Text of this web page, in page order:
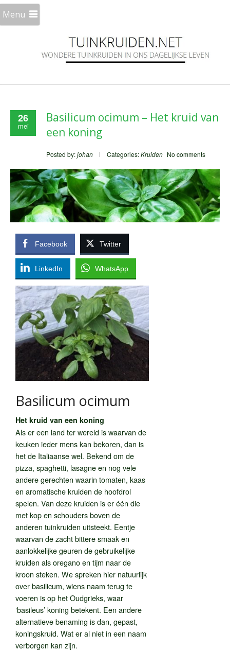
Menu
26
mei
Basilicum ocimum – Het kruid van
een koning
Posted by:johan Categories:Kruiden No comments
Facebook Twitter
LinkedIn WhatsApp
Basilicum ocimum
Het kruid van een koning
Als er een land ter wereld is waarvan de
keuken ieder mens kan bekoren, dan is
het de Italiaanse wel. Bekend om de
pizza, spaghetti, lasagne en nog vele
andere gerechten waarin tomaten, kaas
en aromatische kruiden de hoofdrol
spelen. Van deze kruiden is er één die
met kop en schouders boven de
anderen tuinkruiden uitsteekt. Eentje
waarvan de zacht bittere smaak en
aanlokkelijke geuren de gebruikelijke
kruiden als oregano en tijm naar de
kroon steken. We spreken hier natuurlijk
over basilicum, wiens naam terug te
voeren is op het Oudgrieks, waar
‘basileus’ koning betekent. Een andere
alternatieve benaming is dan, gepast,
koningskruid. Wat er al niet in een naam
verborgen kan zijn.